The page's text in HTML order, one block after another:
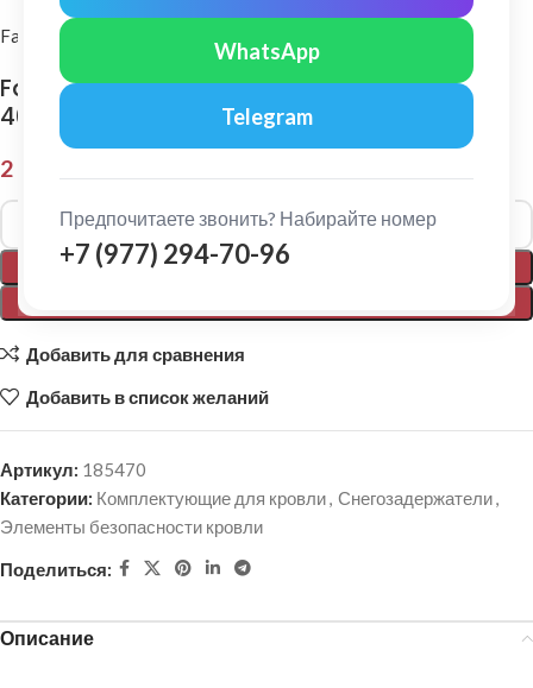
WhatsApp
Telegram
Предпочитаете звонить? Набирайте номер
+7 (977) 294-70-96
FarAcs
FarAcs: Снегозадержатель плоско-овальный
40х20 1 м Ral 6005
2 030,00
В КОРЗИНУ
Alternative:
Добавить для сравнения
Добавить в список желаний
Артикул: 185470
Категории: Комплектующие для кровли, Снегозадержатели,
Элементы безопасности кровли
Поделиться:
Описание